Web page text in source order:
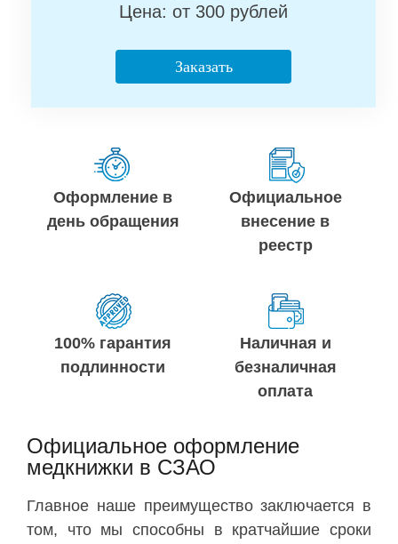
Цена: от 300 рублей
Заказать
Оформление в
день обращения
Официальное
внесение в
реестр
100% гарантия
подлинности
Наличная и
безналичная
оплата
Официальное оформление
медкнижки в СЗАО
Главное наше преимущество заключается в
том, что мы способны в кратчайшие сроки